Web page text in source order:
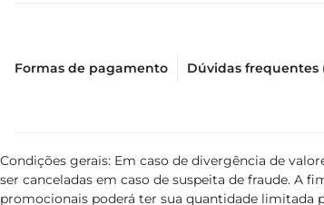
Formas de pagamento Dúvidas frequentes
Condições gerais: Em caso de divergência de
ser canceladas em caso de suspeita de fraude. A
promocionais poderá ter sua quantidade limitada